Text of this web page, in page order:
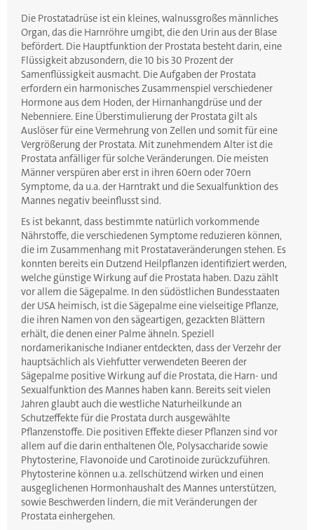
Die Prostatadrüse ist ein kleines, walnussgroßes männliches
Organ, das die Harnröhre umgibt, die den Urin aus der Blase
befördert. Die Hauptfunktion der Prostata besteht darin, eine
Flüssigkeit abzusondern, die 10 bis 30 Prozent der
Samenflüssigkeit ausmacht. Die Aufgaben der Prostata
erfordern ein harmonisches Zusammenspiel verschiedener
Hormone aus dem Hoden, der Hirnanhangdrüse und der
Nebenniere. Eine Überstimulierung der Prostata gilt als
Auslöser für eine Vermehrung von Zellen und somit für eine
Vergrößerung der Prostata. Mit zunehmendem Alter ist die
Prostata anfälliger für solche Veränderungen. Die meisten
Männer verspüren aber erst in ihren 60ern oder 70ern
Symptome, da u.a. der Harntrakt und die Sexualfunktion des
Mannes negativ beeinflusst sind.
Es ist bekannt, dass bestimmte natürlich vorkommende
Nährstoffe, die verschiedenen Symptome reduzieren können,
die im Zusammenhang mit Prostataveränderungen stehen. Es
konnten bereits ein Dutzend Heilpflanzen identifiziert werden,
welche günstige Wirkung auf die Prostata haben. Dazu zählt
vor allem die Sägepalme. In den südöstlichen Bundesstaaten
der USA heimisch, ist die Sägepalme eine vielseitige Pflanze,
die ihren Namen von den sägeartigen, gezackten Blättern
erhält, die denen einer Palme ähneln. Speziell
nordamerikanische Indianer entdeckten, dass der Verzehr der
hauptsächlich als Viehfutter verwendeten Beeren der
Sägepalme positive Wirkung auf die Prostata, die Harn- und
Sexualfunktion des Mannes haben kann. Bereits seit vielen
Jahren glaubt auch die westliche Naturheilkunde an
Schutzeffekte für die Prostata durch ausgewählte
Pflanzenstoffe. Die positiven Effekte dieser Pflanzen sind vor
allem auf die darin enthaltenen Öle, Polysaccharide sowie
Phytosterine, Flavonoide und Carotinoide zurückzuführen.
Phytosterine können u.a. zellschützend wirken und einen
ausgeglichenen Hormonhaushalt des Mannes unterstützen,
sowie Beschwerden lindern, die mit Veränderungen der
Prostata einhergehen.